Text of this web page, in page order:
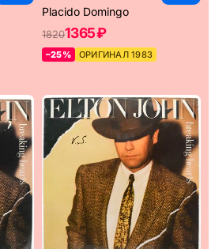
Placido Domingo
18201365 ₽
–25% ОРИГИНАЛ 1983